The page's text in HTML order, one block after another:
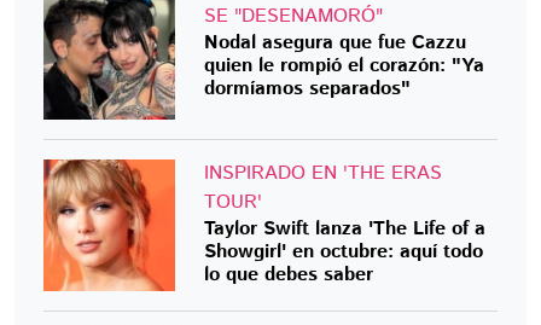
SE "DESENAMORÓ"
Nodal asegura que fue Cazzu
quien le rompió el corazón: "Ya
dormíamos separados"
INSPIRADO EN 'THE ERAS
TOUR'
Taylor Swift lanza 'The Life of a
Showgirl' en octubre: aquí todo
lo que debes saber